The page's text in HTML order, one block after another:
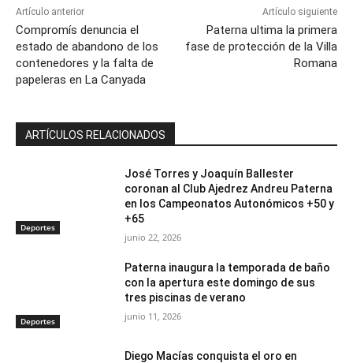
Artículo anterior
Compromís denuncia el
estado de abandono de los
contenedores y la falta de
papeleras en La Canyada
Artículo siguiente
Paterna ultima la primera
fase de protección de la Villa
Romana
ARTÍCULOS RELACIONADOS
Deportes
José Torres y Joaquín Ballester
coronan al Club Ajedrez Andreu Paterna
en los Campeonatos Autonómicos +50 y
+65
junio 22, 2026
Deportes
Paterna inaugura la temporada de baño
con la apertura este domingo de sus
tres piscinas de verano
junio 11, 2026
Diego Macías conquista el oro en